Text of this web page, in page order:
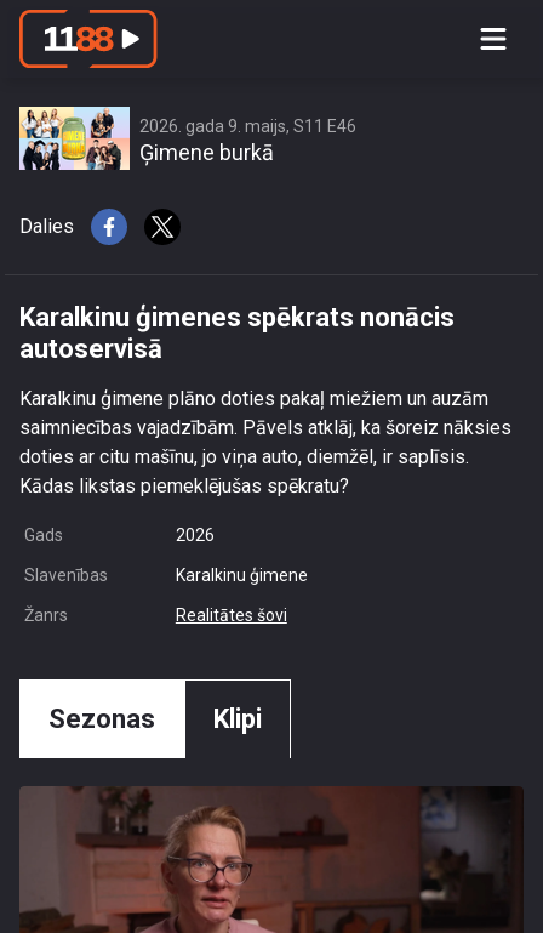
Karalkinu ģimenes spēkrats nonācis
2026. gada 9. maijs, S11 E46
Ģimene burkā
Dalies
Karalkinu ģimenes spēkrats nonācis
autoservisā
Karalkinu ģimene plāno doties pakaļ miežiem un auzām
saimniecības vajadzībām. Pāvels atklāj, ka šoreiz nāksies
doties ar citu mašīnu, jo viņa auto, diemžēl, ir saplīsis.
Kādas likstas piemeklējušas spēkratu?
Gads 2026
Slavenības Karalkinu ģimene
Žanrs Realitātes šovi
Sezonas Klipi